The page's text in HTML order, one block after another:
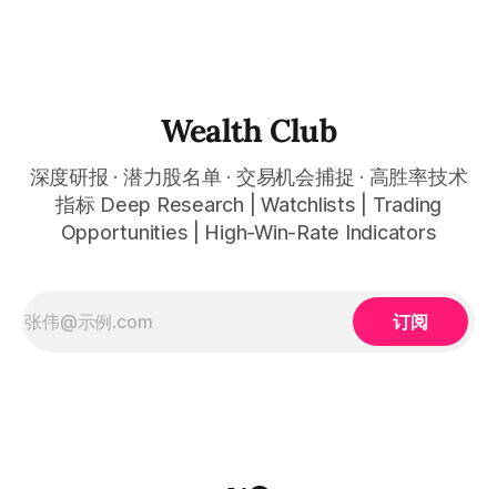
求、Apple Intelligence货币化节奏担忧三重已知可量化因素将
Wealth Club
深度研报 · 潜力股名单 · 交易机会捕捉 · 高胜率技术
指标 Deep Research | Watchlists | Trading
Opportunities | High-Win-Rate Indicators
订阅